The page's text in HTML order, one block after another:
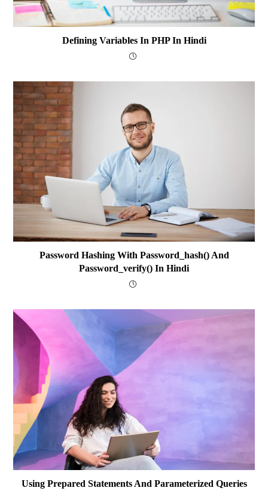
Defining Variables In PHP In Hindi
Password Hashing With Password_hash() And
Password_verify() In Hindi
Using Prepared Statements And Parameterized Queries